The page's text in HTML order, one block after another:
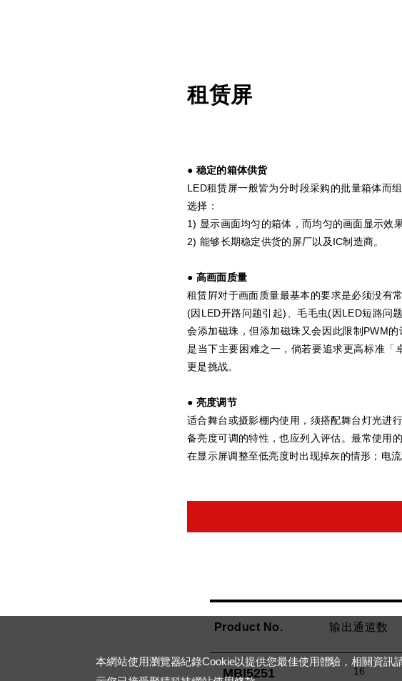
租赁屏
● 稳定的箱体供货
LED租赁屏一般皆为分时段采购的批量箱体而
选择：
1) 显示画面均匀的箱体，而均匀的画面显示效
2) 能够长期稳定供货的屏厂以及IC制造商。
● 高画面质量
租赁屛对于画面质量最基本的要求是必须没有
(因LED开路问题引起)、毛毛虫(因LED短路问
会添加磁珠，但添加磁珠又会因此限制PWM
是当下主要困难之一，倘若要追求更高标准
更是挑战。
● 亮度调节
适合舞台或摄影棚内使用，须搭配舞台灯光进
备亮度可调的特性，也应列入评估。最常使用
在显示屏调整至低亮度时出现掉灰的情形；电
Product No. 输出通道数
MBI5251 16
本網站使用瀏覽器紀錄Cookie以提供您最佳使用體驗，相關資訊